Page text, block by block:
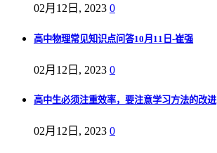
02月12日, 2023 0
高中物理常见知识点问答10月11日-崔强
02月12日, 2023 0
高中生必须注重效率，要注意学习方法的改进
02月12日, 2023 0